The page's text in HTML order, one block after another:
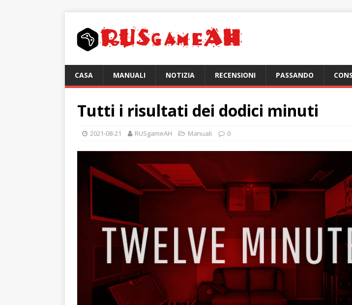
CASA MANUALI NOTIZIA RECENSIONI PASSANDO
Tutti i risultati dei dodici minuti
2021-08-21 RUSgameAH Manuali 0